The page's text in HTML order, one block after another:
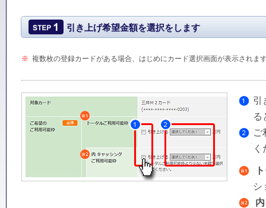
引き上げ希望金額を選択をします
※ 複数枚の登録カードがある場合、はじめにカード選択画面が表示されま
引
る
ご
く
シ